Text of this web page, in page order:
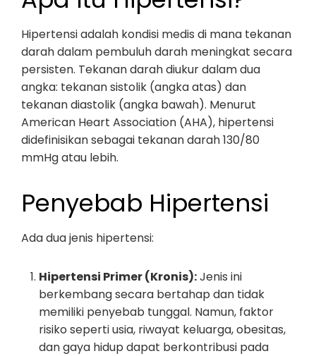
Hipertensi adalah kondisi medis di mana tekanan
darah dalam pembuluh darah meningkat secara
persisten. Tekanan darah diukur dalam dua
angka: tekanan sistolik (angka atas) dan
tekanan diastolik (angka bawah). Menurut
American Heart Association (AHA), hipertensi
didefinisikan sebagai tekanan darah 130/80
mmHg atau lebih.
Penyebab Hipertensi
Ada dua jenis hipertensi:
Hipertensi Primer (Kronis):Jenis ini
berkembang secara bertahap dan tidak
memiliki penyebab tunggal. Namun, faktor
risiko seperti usia, riwayat keluarga, obesitas,
dan gaya hidup dapat berkontribusi pada